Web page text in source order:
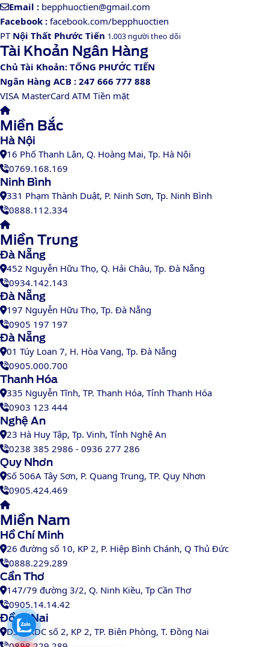
Email : bepphuoctien@gmail.com
Facebook : facebook.com/bepphuoctien
PT Nội Thất Phước Tiến 1.003 người theo dõi
Tài Khoản Ngân Hàng
Chủ Tài Khoản: TỐNG PHƯỚC TIẾN
Ngân Hàng ACB : 247 666 777 888
VISA MasterCard ATM Tiền mặt
Miền Bắc
Hà Nội
16 Phố Thanh Lân, Q. Hoàng Mai, Tp. Hà Nội
0769.168.169
Ninh Bình
331 Phạm Thành Duật, P. Ninh Sơn, Tp. Ninh Bình
0888.112.334
Miền Trung
Đà Nẵng
452 Nguyễn Hữu Thọ, Q. Hải Châu, Tp. Đà Nẵng
0934.142.143
Đà Nẵng
197 Nguyễn Hữu Thọ, Tp. Đà Nẵng
0905 197 197
Đà Nẵng
01 Túy Loan 7, H. Hòa Vang, Tp. Đà Nẵng
0905.000.700
Thanh Hóa
335 Nguyễn Tĩnh, TP. Thanh Hóa, Tỉnh Thanh Hóa
0903 123 444
Nghệ An
23 Hà Huy Tập, Tp. Vinh, Tỉnh Nghệ An
0238 385 2986 - 0936 277 286
Quy Nhơn
Số 506A Tây Sơn, P. Quang Trung, TP. Quy Nhơn
0905.424.469
Miền Nam
Hồ Chí Minh
26 đường số 10, KP 2, P. Hiệp Bình Chánh, Q Thủ Đức
0888.229.289
Cần Thơ
147/79 đường 3/2, Q. Ninh Kiều, Tp Cần Thơ
0905.14.14.42
Đồng Nai
D31, KDC số 2, KP 2, TP. Biên Phòng, T. Đồng Nai